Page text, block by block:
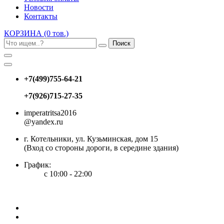
Новости
Контакты
КОРЗИНА (0 тов.)
Поиск
+7(499)755-64-21
+7(926)715-27-35
imperatritsa2016
@yandex.ru
г. Котельники, ул. Кузьминская, дом 15
(Вход со стороны дороги, в середине здания)
График:
с 10:00 - 22:00